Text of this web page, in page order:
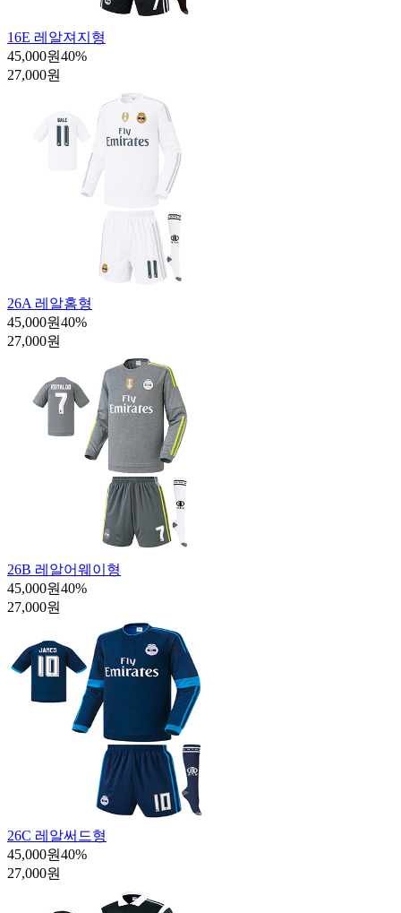
16E 레알져지형
45,000원40%
27,000원
26A 레알홈형
45,000원40%
27,000원
26B 레알어웨이형
45,000원40%
27,000원
26C 레알써드형
45,000원40%
27,000원